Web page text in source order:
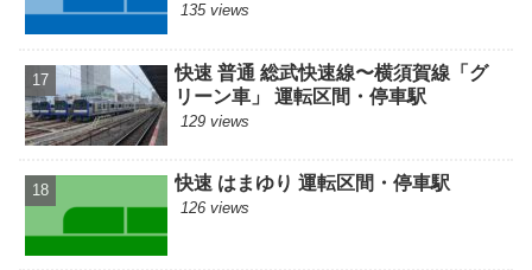
135 views
快速 普通 総武快速線〜横須賀線「グ
リーン車」 運転区間・停車駅
129 views
快速 はまゆり 運転区間・停車駅
126 views